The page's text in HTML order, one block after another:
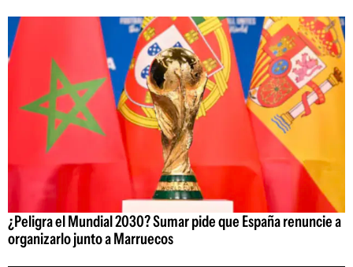
¿Peligra el Mundial 2030? Sumar pide que España renuncie a
organizarlo junto a Marruecos